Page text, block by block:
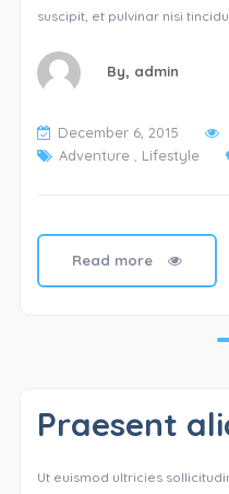
suscipit, et pulvinar nisi
By, admin
December 6, 2015
Adventure, Lifestyle
Read more
Praesent
Ut euismod ultricies